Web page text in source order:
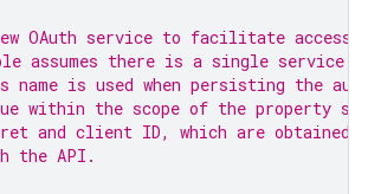
OAuth service to facilitate
assumes there is a single service
name is used when persisting the
within the scope of the property
and client ID, which are obtained
the API.